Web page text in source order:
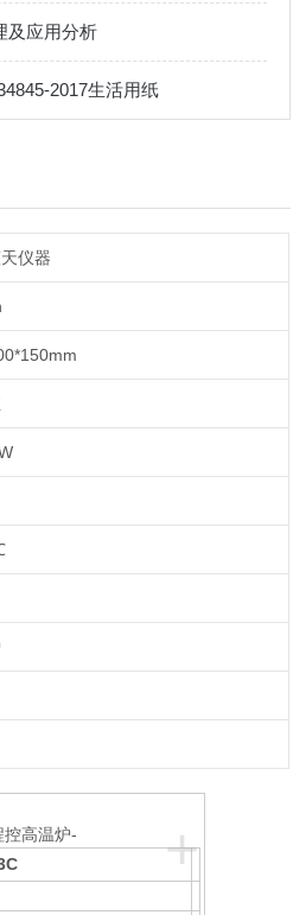
及应用分析
2017生活用纸
仪器
+